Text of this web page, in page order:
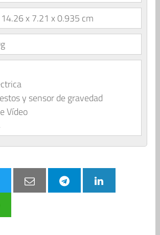
14.26 x 7.21 x 0.935 cm
y sensor de gravedad
Vídeo